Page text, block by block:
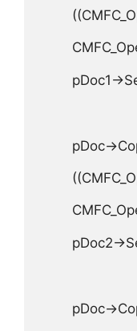
pDoc1-
pDoc-
pDoc2-
pDoc-